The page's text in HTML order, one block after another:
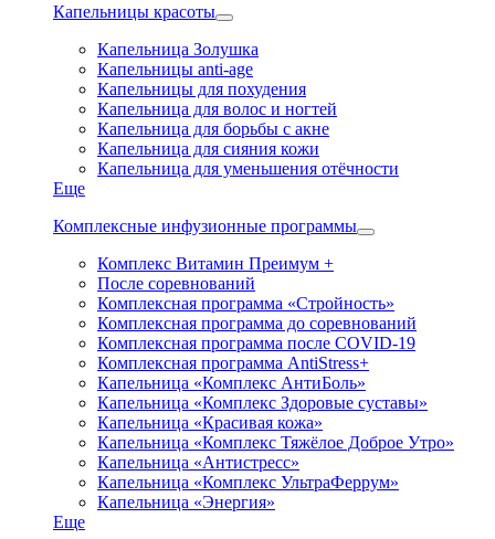
Капельницы красоты
Капельница Золушка
Капельницы anti-age
Капельницы для похудения
Капельница для волос и ногтей
Капельница для борьбы с акне
Капельница для сияния кожи
Капельница для уменьшения отёчности
Еще
Комплексные инфузионные программы
Комплекс Витамин Преимум +
После соревнований
Комплексная программа «Стройность»
Комплексная программа до соревнований
Комплексная программа после COVID-19
Комплексная программа AntiStress+
Капельница «Комплекс АнтиБоль»
Капельница «Комплекс Здоровые суставы»
Капельница «Красивая кожа»
Капельница «Комплекс Тяжёлое Доброе Утро»
Капельница «Антистресс»
Капельница «Комплекс УльтраФеррум»
Капельница «Энергия»
Еще